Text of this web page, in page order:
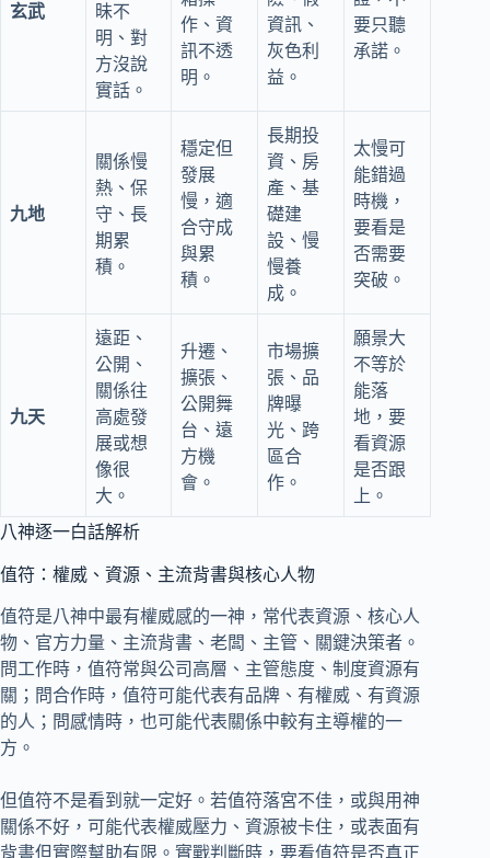
玄武
昧不
明、對
方沒說
實話。
作、資
訊不透
明。
資訊、
灰色利
益。
要只聽
承諾。
九地
關係慢
熱、保
守、長
期累
積。
穩定但
發展
慢，適
合守成
與累
積。
長期投
資、房
產、基
礎建
設、慢
慢養
成。
太慢可
能錯過
時機，
要看是
否需要
突破。
九天
遠距、
公開、
關係往
高處發
展或想
像很
大。
升遷、
擴張、
公開舞
台、遠
方機
會。
市場擴
張、品
牌曝
光、跨
區合
作。
願景大
不等於
能落
地，要
看資源
是否跟
上。
八神逐一白話解析
值符：權威、資源、主流背書與核心人物
值符是八神中最有權威感的一神，常代表資源、核心人
物、官方力量、主流背書、老闆、主管、關鍵決策者。
問工作時，值符常與公司高層、主管態度、制度資源有
關；問合作時，值符可能代表有品牌、有權威、有資源
的人；問感情時，也可能代表關係中較有主導權的一
方。
但值符不是看到就一定好。若值符落宮不佳，或與用神
關係不好，可能代表權威壓力、資源被卡住，或表面有
背書但實際幫助有限。實戰判斷時，要看值符是否真正